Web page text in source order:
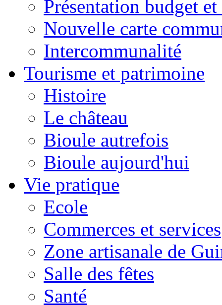
Présentation budget
Nouvelle carte
Intercommunalité
Tourisme et patrimoine
Histoire
Le château
Bioule autrefois
Bioule aujourd'hui
Vie pratique
Ecole
Commerces et services
Zone artisanale de
Salle des fêtes
Santé